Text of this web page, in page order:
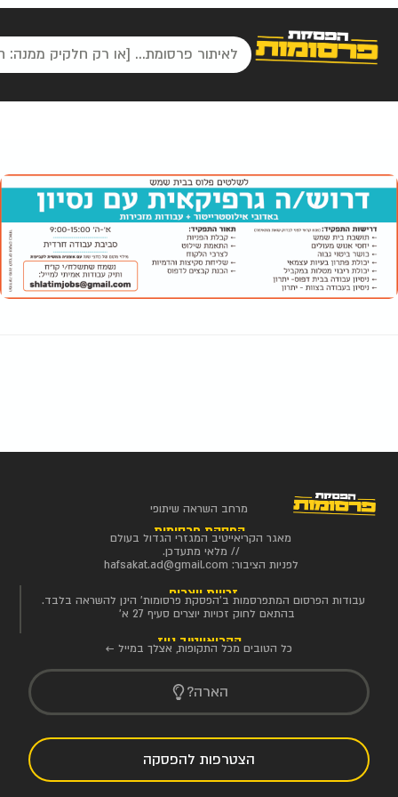
מרחב השראה שיתופי
הפסקת פרסומות
מאגר הקריאייטיב המגזרי הגדול בעולם
// מלאי מתעדכן.
לפניות הציבור: hafsakat.ad@gmail.com
זכויות יוצרים
עבודות הפרסום המתפרסמות ב'הפסקת פרסומות' הינן להשראה בלבד.
בהתאם לחוק זכויות יוצרים סעיף 27 א'
הקריאייטיב ניוז
כל הטובים מכל התקופות, אצלך במייל ←
הארה?
הצטרפות להפסקה